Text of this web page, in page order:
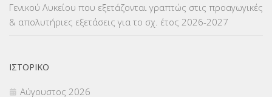
ΜΕΤΑΦΟΡΑ ΜΑΘΗΤΩΝ(3)
ΟΙΚΟΝΟΜΙΚΑ ΘΕΜΑΤΑ
Γενικού Λυκείου που εξετάζονται γραπτώς στις προαγωγικές
& απολυτήριες εξετάσεις για το σχ. έτος 2026-2027
ΙΣΤΟΡΙΚΌ
Αύγουστος 2026